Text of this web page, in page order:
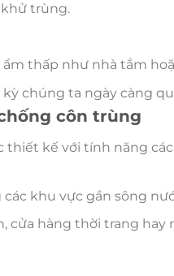
khử trùng.
thấp như nhà tắm
chúng ta ngày càng
côn trùng
thiết kế với tính năng
khu vực gần sông
cửa hàng thời trang